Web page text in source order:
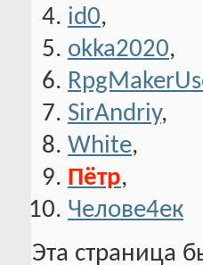
id0,
okka2020,
SirAndriy,
White,
Пётр,
Челове4ек
Эта страница